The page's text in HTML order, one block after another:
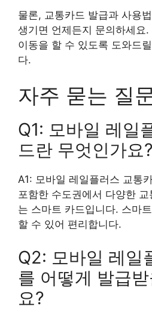
물론, 교통카드 발급과 사용
생기면 언제든지 문의하세요
이동을 할 수 있도록 도와드
다.
자주 묻는 질
Q1: 모바일 레일
드란 무엇인가요?
A1: 모바일 레일플러스 교통
포함한 수도권에서 다양한
는 스마트 카드입니다. 스마
할 수 있어 편리합니다.
Q2: 모바일 레일
를 어떻게 발급
요?